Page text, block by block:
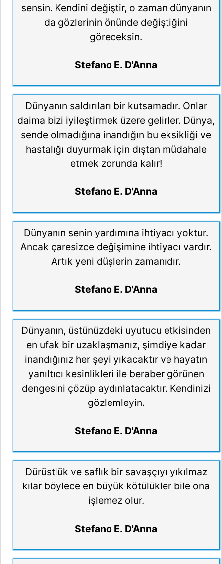
sensin. Kendini değiştir, o zaman dünyanın
da gözlerinin önünde değiştiğini
göreceksin.
Stefano E. D'Anna
Dünyanın saldırıları bir kutsamadır. Onlar
daima bizi iyileştirmek üzere gelirler. Dünya,
sende olmadığına inandığın bu eksikliği ve
hastalığı duyurmak için dıştan müdahale
etmek zorunda kalır!
Stefano E. D'Anna
Dünyanın senin yardımına ihtiyacı yoktur.
Ancak çaresizce değişimine ihtiyacı vardır.
Artık yeni düşlerin zamanıdır.
Stefano E. D'Anna
Dünyanın, üstünüzdeki uyutucu etkisinden
en ufak bir uzaklaşmanız, şimdiye kadar
inandığınız her şeyi yıkacaktır ve hayatın
yanıltıcı kesinlikleri ile beraber görünen
dengesini çözüp aydınlatacaktır. Kendinizi
gözlemleyin.
Stefano E. D'Anna
Dürüstlük ve saflık bir savaşçıyı yıkılmaz
kılar böylece en büyük kötülükler bile ona
işlemez olur.
Stefano E. D'Anna